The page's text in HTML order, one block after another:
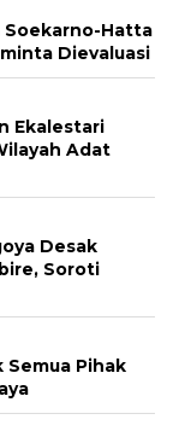
Soekarno-Hatta
Dievaluasi
Ekalestari
Adat
Desak
Soroti
Semua Pihak